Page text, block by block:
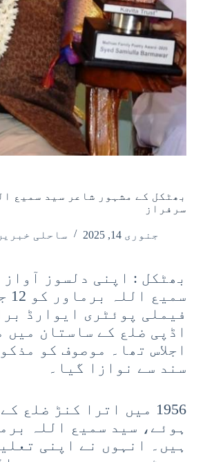
سرفراز
جنوری 14, 2025 ساحلی
بھٹکل : اپنی دلسوز
سند سے نوازا گیا۔
1956 میں اترا کنڑ
ہوئے، سید سمیع اللہ
ہیں۔ انہوں نے اپنی